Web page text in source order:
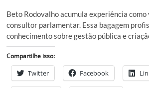
Beto Rodovalho acumula experiência como
consultor parlamentar. Essa bagagem
conhecimento sobre gestão pública e
Compartilhe isso:
Twitter Facebook